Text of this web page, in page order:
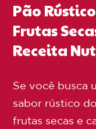
Pão
Frutas
Receita
Se você busca
sabor rústico
frutas secas e